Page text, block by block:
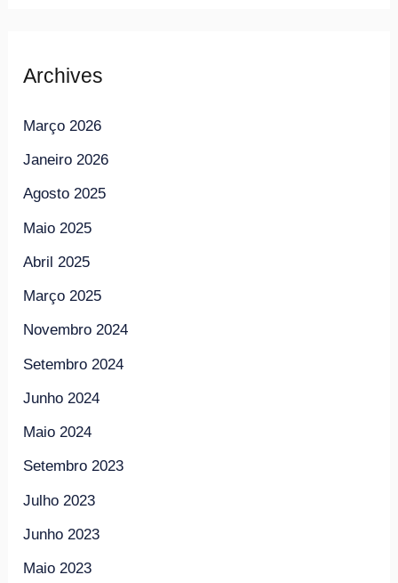
Archives
Março 2026
Janeiro 2026
Agosto 2025
Maio 2025
Abril 2025
Março 2025
Novembro 2024
Setembro 2024
Junho 2024
Maio 2024
Setembro 2023
Julho 2023
Junho 2023
Maio 2023